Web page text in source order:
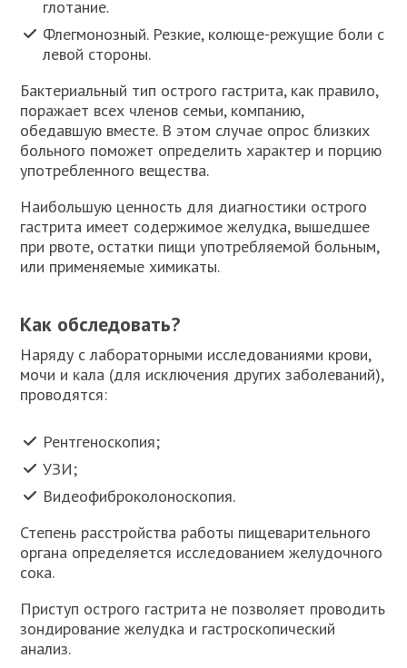
глотание.
Флегмонозный. Резкие, колюще-режущие боли с
левой стороны.
Бактериальный тип острого гастрита, как правило,
поражает всех членов семьи, компанию,
обедавшую вместе. В этом случае опрос близких
больного поможет определить характер и порцию
употребленного вещества.
Наибольшую ценность для диагностики острого
гастрита имеет содержимое желудка, вышедшее
при рвоте, остатки пищи употребляемой больным,
или применяемые химикаты.
Как обследовать?
Наряду с лабораторными исследованиями крови,
мочи и кала (для исключения других заболеваний),
проводятся:
Рентгеноскопия;
УЗИ;
Видеофиброколоноскопия.
Степень расстройства работы пищеварительного
органа определяется исследованием желудочного
сока.
Приступ острого гастрита не позволяет проводить
зондирование желудка и гастроскопический
анализ.